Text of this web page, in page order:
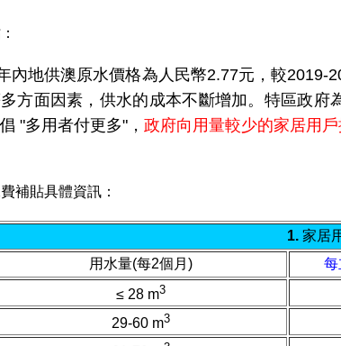
地供澳原水價格為人民幣2.77元，較2019-
方面因素，供水的成本不斷增加。 特區政府
"多用者付更多"， 政府向 用量較少的家居用戶
補貼具體資訊：
1. 家居
用水量(每2個月) 每
≤ 28 m3
29-60 m3